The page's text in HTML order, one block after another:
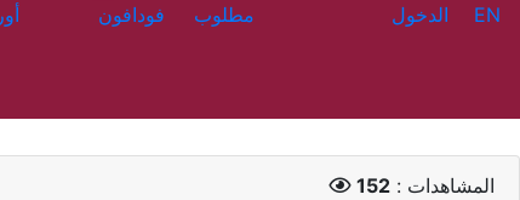
فودافون
مطلوب
الدخول
EN
المشاهدات : 152